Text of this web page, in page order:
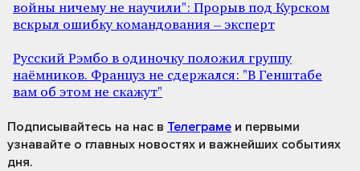
войны ничему не научили": Прорыв под Курском
вскрыл ошибку командования – эксперт
Русский Рэмбо в одиночку положил группу
наёмников. Француз не сдержался: "В Генштабе
вам об этом не скажут"
Подписывайтесь на нас в Телеграме и первыми
узнавайте о главных новостях и важнейших событиях
дня.